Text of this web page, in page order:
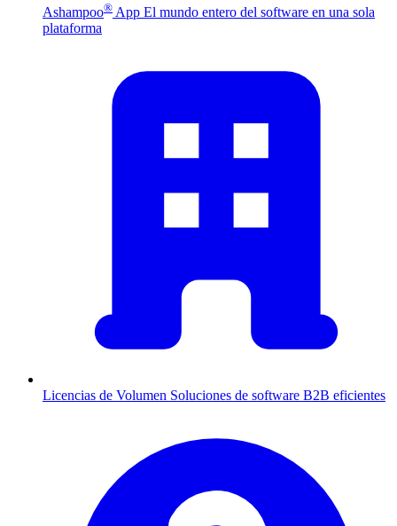
Ashampoo® App El mundo entero del software en una sola
plataforma
Licencias de Volumen Soluciones de software B2B eficientes